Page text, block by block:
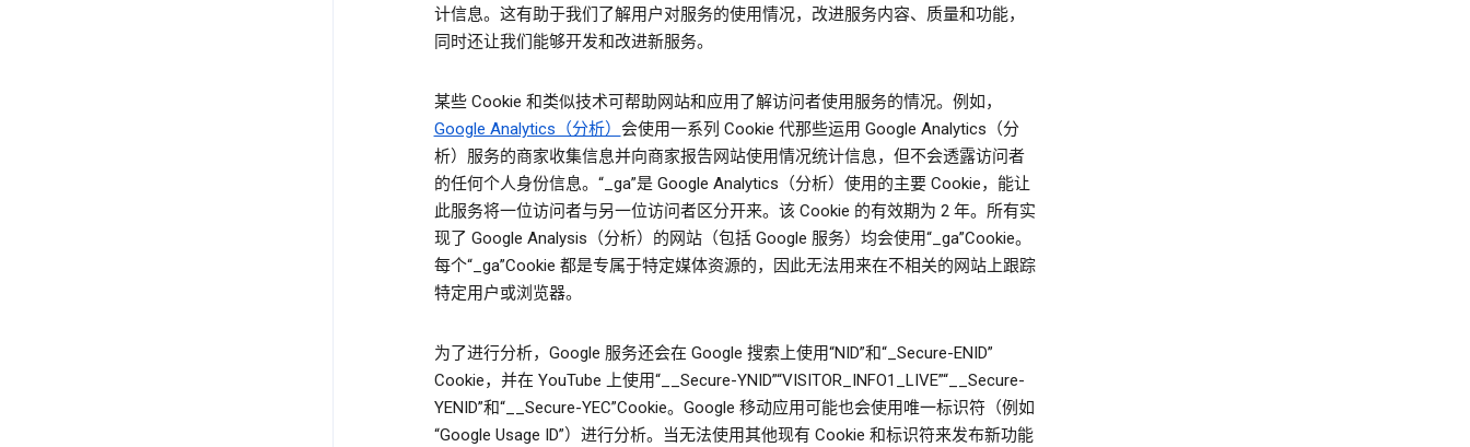
计信息。这有助于我们了解用户对服务的使用情况，改进服务内容、质量和功能，
同时还让我们能够开发和改进新服务。
某些 Cookie 和类似技术可帮助网站和应用了解访问者使用服务的情况。例如，
Google Analytics（分析） 会使用一系列 Cookie 代那些运用 Google Analytics（分
析）服务的商家收集信息并向商家报告网站使用情况统计信息，但不会透露访问者
的任何个人身份信息。“_ga”是 Google Analytics（分析）使用的主要 Cookie，能让
此服务将一位访问者与另一位访问者区分开来。该 Cookie 的有效期为 2 年。所有实
现了 Google Analysis（分析）的网站（包括 Google 服务）均会使用“_ga”Cookie。
每个“_ga”Cookie 都是专属于特定媒体资源的，因此无法用来在不相关的网站上跟踪
特定用户或浏览器。
为了进行分析，Google 服务还会在 Google 搜索上使用“NID”和“_Secure-ENID”
Cookie，并在 YouTube 上使用“__Secure-YNID”“VISITOR_INFO1_LIVE”“__Secure-
YENID”和“__Secure-YEC”Cookie。Google 移动应用可能也会使用唯一标识符（例如
“Google Usage ID”）进行分析。当无法使用其他现有 Cookie 和标识符来发布新功能